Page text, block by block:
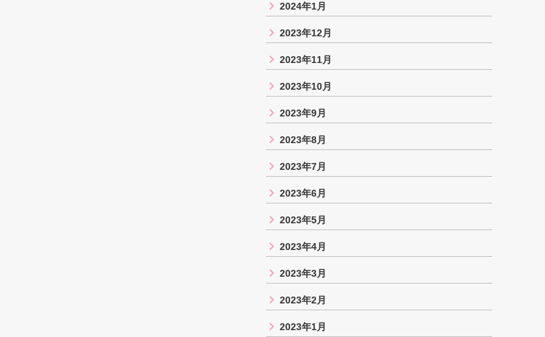
2024年1月
2023年12月
2023年11月
2023年10月
2023年9月
2023年8月
2023年7月
2023年6月
2023年5月
2023年4月
2023年3月
2023年2月
2023年1月